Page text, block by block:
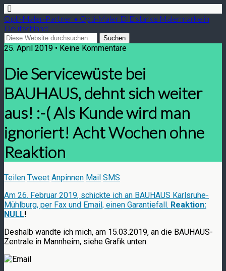
Opti-Maler-Partner • Opti-Maler DIE starke Malermarke in
Deutschland
25. April 2019 • Keine Kommentare
Die Servicewüste bei
BAUHAUS, dehnt sich weiter
aus! :-( Als Kunde wird man
ignoriert! Acht Wochen ohne
Reaktion
Teilen Tweet Anpinnen Mail SMS
Am 26. Februar 2019, schickte ich an BAUHAUS Karlsruhe-
Mühlburg, per Fax und Email, einen Garantiefall. Reaktion:
NULL!
Deshalb wandte ich mich, am 15.03.2019, an die BAUHAUS-
Zentrale in Mannheim, siehe Grafik unten.